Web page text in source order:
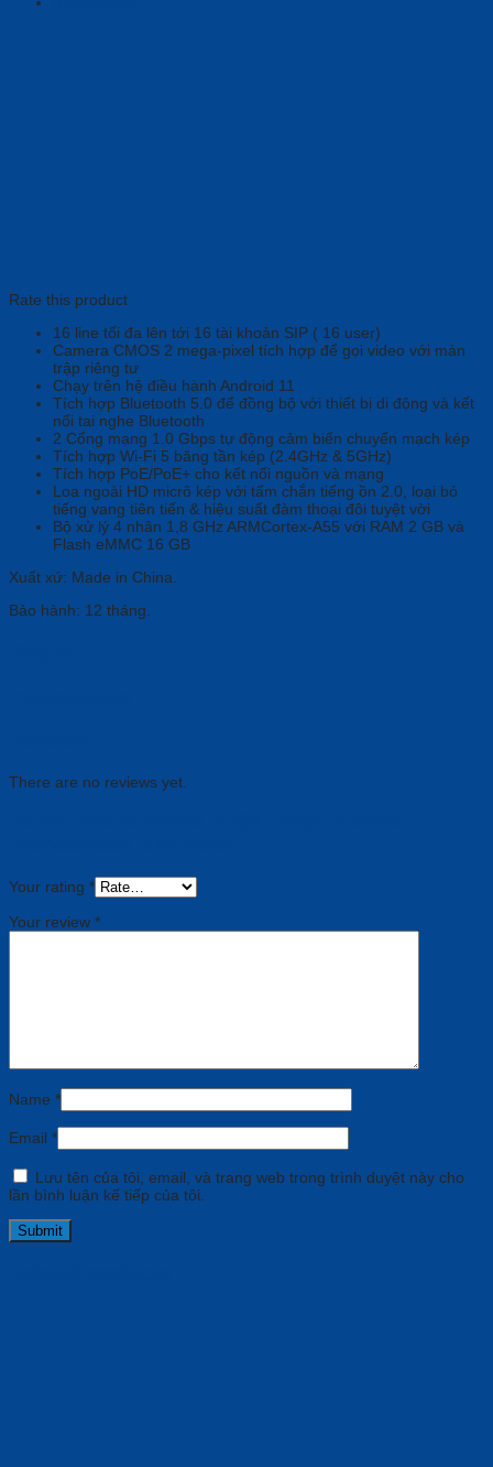
Rate this product
16 line tối đa lên tới 16 tài khoản SIP ( 16 user)
Camera CMOS 2 mega-pixel tích hợp để gọi video với màn
trập riêng tư
Chạy trên hệ điều hành Android 11
Tích hợp Bluetooth 5.0 để đồng bộ với thiết bị di động và kết
nối tai nghe Bluetooth
2 Cổng mạng 1.0 Gbps tự động cảm biến chuyển mạch kép
Tích hợp Wi-Fi 5 băng tần kép (2.4GHz & 5GHz)
Tích hợp PoE/PoE+ cho kết nối nguồn và mạng
Loa ngoài HD micrô kép với tấm chắn tiếng ồn 2.0, loại bỏ
tiếng vang tiên tiến & hiệu suất đàm thoại đôi tuyệt vời
Bộ xử lý 4 nhân 1,8 GHz ARMCortex-A55 với RAM 2 GB và
Flash eMMC 16 GB
Xuất xứ: Made in China.
Bảo hành: 12 tháng.
There are no reviews yet.
Your rating *
Your review *
Name *
Email *
Lưu tên của tôi, email, và trang web trong trình duyệt này cho
lần bình luận kế tiếp của tôi.